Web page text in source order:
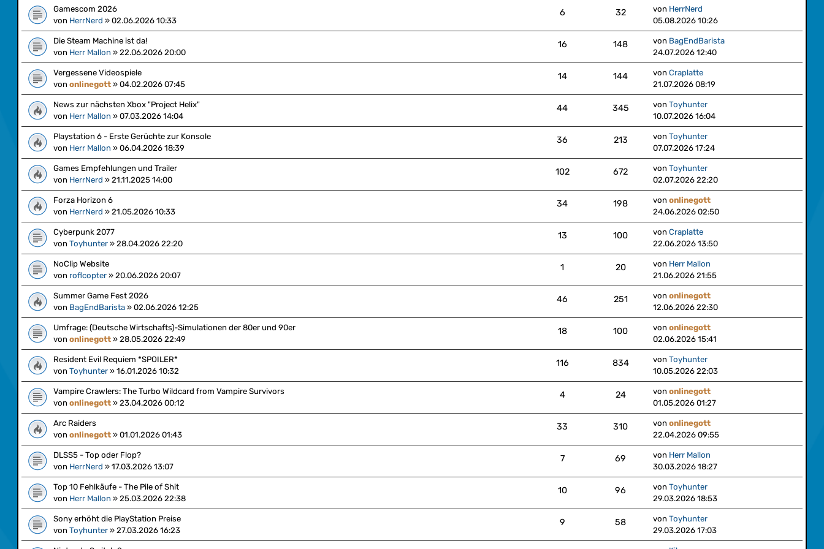
Gamescom 2026
von HerrNerd » 02.06.2026 10:33
6 32 von HerrNerd
05.08.2026 10:26
Die Steam Machine ist da!
von Herr Mallon » 22.06.2026 20:00
16 148 von BagEndBarista
24.07.2026 12:40
Vergessene Videospiele
von onlinegott » 04.02.2026 07:45
14 144 von Craplatte
21.07.2026 08:19
News zur nächsten Xbox "Project Helix"
von Herr Mallon » 07.03.2026 14:04
44 345 von Toyhunter
10.07.2026 16:04
Playstation 6 - Erste Gerüchte zur Konsole
von Herr Mallon » 06.04.2026 18:39
36 213 von Toyhunter
07.07.2026 17:24
Games Empfehlungen und Trailer
von HerrNerd » 21.11.2025 14:00
102 672 von Toyhunter
02.07.2026 22:20
Forza Horizon 6
von HerrNerd » 21.05.2026 10:33
34 198 von onlinegott
24.06.2026 02:50
Cyberpunk 2077
von Toyhunter » 28.04.2026 22:20
13 100 von Craplatte
22.06.2026 13:50
NoClip Website
von roflcopter » 20.06.2026 20:07
1 20 von Herr Mallon
21.06.2026 21:55
Summer Game Fest 2026
von BagEndBarista » 02.06.2026 12:25
46 251 von onlinegott
12.06.2026 22:30
Umfrage: (Deutsche Wirtschafts)-Simulationen der 80er und 90er
von onlinegott » 28.05.2026 22:49
18 100 von onlinegott
02.06.2026 15:41
Resident Evil Requiem *SPOILER*
von Toyhunter » 16.01.2026 10:32
116 834 von Toyhunter
10.05.2026 22:03
Vampire Crawlers: The Turbo Wildcard from Vampire Survivors
von onlinegott » 23.04.2026 00:12
4 24 von onlinegott
01.05.2026 01:27
Arc Raiders
von onlinegott » 01.01.2026 01:43
33 310 von onlinegott
22.04.2026 09:55
DLSS5 - Top oder Flop?
von HerrNerd » 17.03.2026 13:07
7 69 von Herr Mallon
30.03.2026 18:27
Top 10 Fehlkäufe - The Pile of Shit
von Herr Mallon » 25.03.2026 22:38
10 96 von Toyhunter
29.03.2026 18:53
Sony erhöht die PlayStation Preise
von Toyhunter » 27.03.2026 16:23
9 58 von Toyhunter
29.03.2026 17:03